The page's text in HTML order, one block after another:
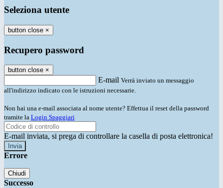
Seleziona utente
button close ×
Recupero password
button close ×
E-mail Verrà inviato un messaggio
all'indirizzo indicato con le istruzioni necessarie.
Non hai una e-mail associata al nome utente? Effettua il reset della password
tramite la Login Spaggiari
E-mail inviata, si prega di controllare la casella di posta elettronica!
Errore
Chiudi
Successo